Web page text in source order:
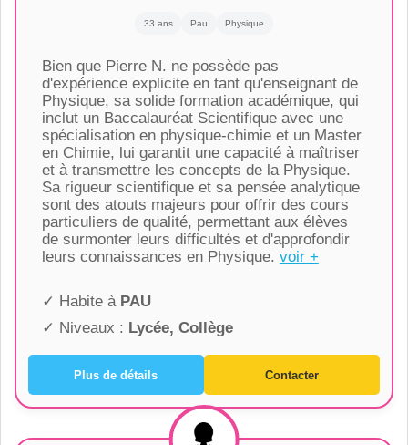
33 ans Pau Physique
Bien que Pierre N. ne possède pas
d'expérience explicite en tant qu'enseignant de
Physique, sa solide formation académique, qui
inclut un Baccalauréat Scientifique avec une
spécialisation en physique-chimie et un Master
en Chimie, lui garantit une capacité à maîtriser
et à transmettre les concepts de la Physique.
Sa rigueur scientifique et sa pensée analytique
sont des atouts majeurs pour offrir des cours
particuliers de qualité, permettant aux élèves
de surmonter leurs difficultés et d'approfondir
leurs connaissances en Physique. voir +
✓ Habite à PAU
✓ Niveaux : Lycée, Collège
Plus de détails Contacter